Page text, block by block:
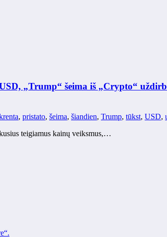
„Trump“ šeima iš „Crypto“
, pristato, šeima, šiandien, Trump, tūkst, USD,
teigiamus kainų veiksmus,…